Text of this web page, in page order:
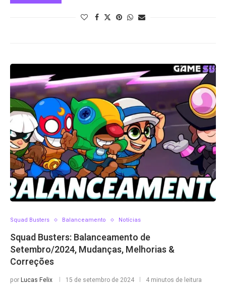
Squad Busters Balanceamento Notícias
Squad Busters: Balanceamento de
Setembro/2024, Mudanças, Melhorias &
Correções
porLucas Felix 15 de setembro de 2024 4 minutos de leitura